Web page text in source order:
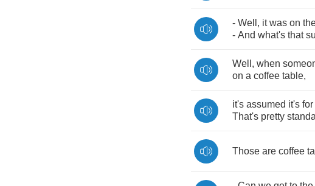
- Well , it was on
- And what's that
Well , when
on a coffee table,
it's assumed it's for
That's pretty
Those are coffee